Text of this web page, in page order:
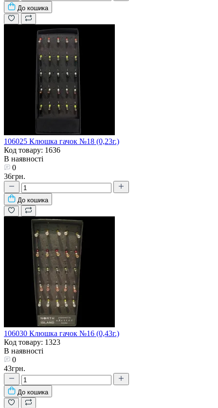
До кошика
106025 Клюшка гачок №18 (0,23г.)
Код товару: 1636
В наявності
0
36грн.
До кошика
106030 Клюшка гачок №16 (0,43г.)
Код товару: 1323
В наявності
0
43грн.
До кошика